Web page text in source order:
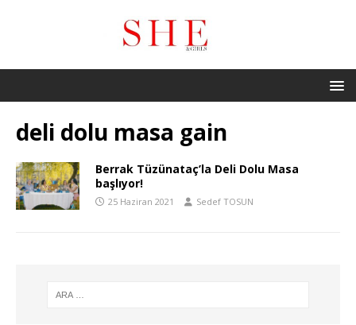
deli dolu masa gain
Berrak Tüzünataç’la Deli Dolu Masa
başlıyor!
25 Haziran 2021 Sedef TOSUN